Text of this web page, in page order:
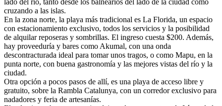
cruzando a las islas.
En la zona norte, la playa más tradicional es La Florida, un espacio
con estacionamiento exclusivo, todos los servicios y la posibilidad
de alquilar reposeras y sombrillas. El ingreso cuesta $200. Además,
hay proveeduría y bares como Akumal, con una onda
descontracturada ideal para tomar unos tragos, o como Mapu, en la
punta norte, con buena gastronomía y las mejores vistas del río y la
ciudad.
Otra opción a pocos pasos de allí, es una playa de acceso libre y
gratuito, sobre la Rambla Catalunya, con un corredor exclusivo para
nadadores y feria de artesanías.